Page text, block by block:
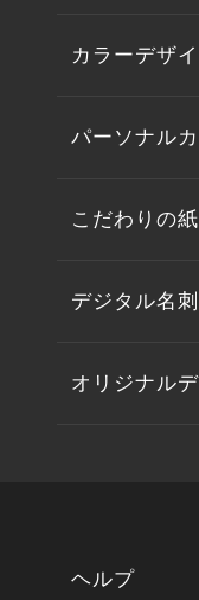
カラーデザ
パーソナル
こだわりの
デジタル名
オリジナル
ヘルプ